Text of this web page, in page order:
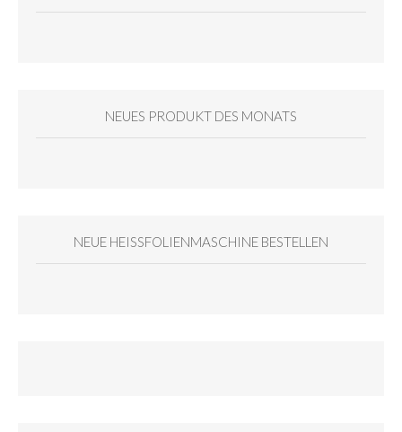
NEUES PRODUKT DES MONATS
NEUE HEISSFOLIENMASCHINE BESTELLEN